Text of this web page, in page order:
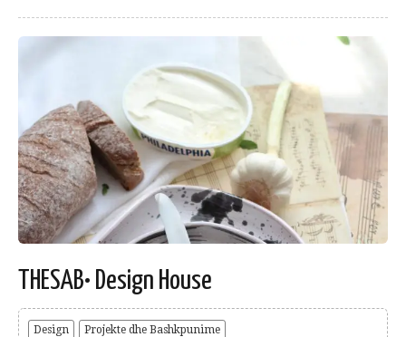
THESAB• Design House
Design Projekte dhe Bashkpunime